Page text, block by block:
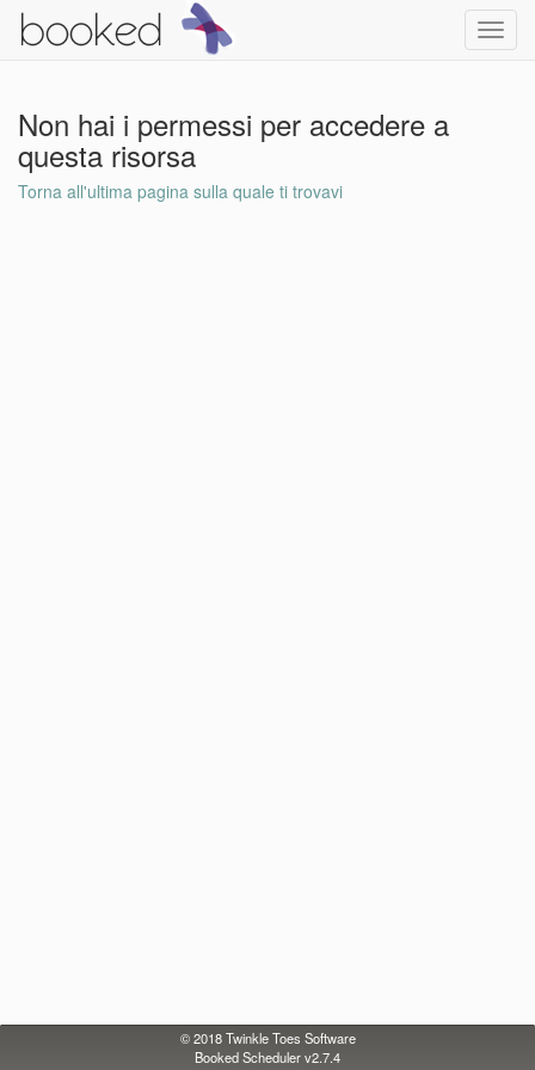
Non hai i permessi per accedere a
questa risorsa
Torna all'ultima pagina sulla quale ti trovavi
© 2018Twinkle Toes Software
Booked Scheduler v2.7.4